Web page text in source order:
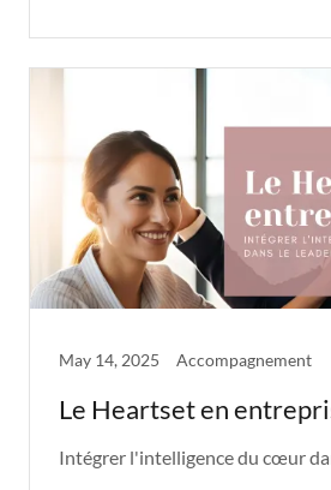
May 14, 2025 Accompagnement
Le Heartset en
Intégrer l'intelligence du cœur